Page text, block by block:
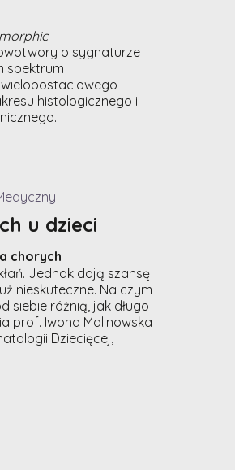
o sygnaturze
spektrum
histologicznego i
u dzieci
chorych
Jednak dają szansę
nieskuteczne. Na czym
siebie różnią, jak długo
prof. Iwona Malinowska
Dziecięcej,